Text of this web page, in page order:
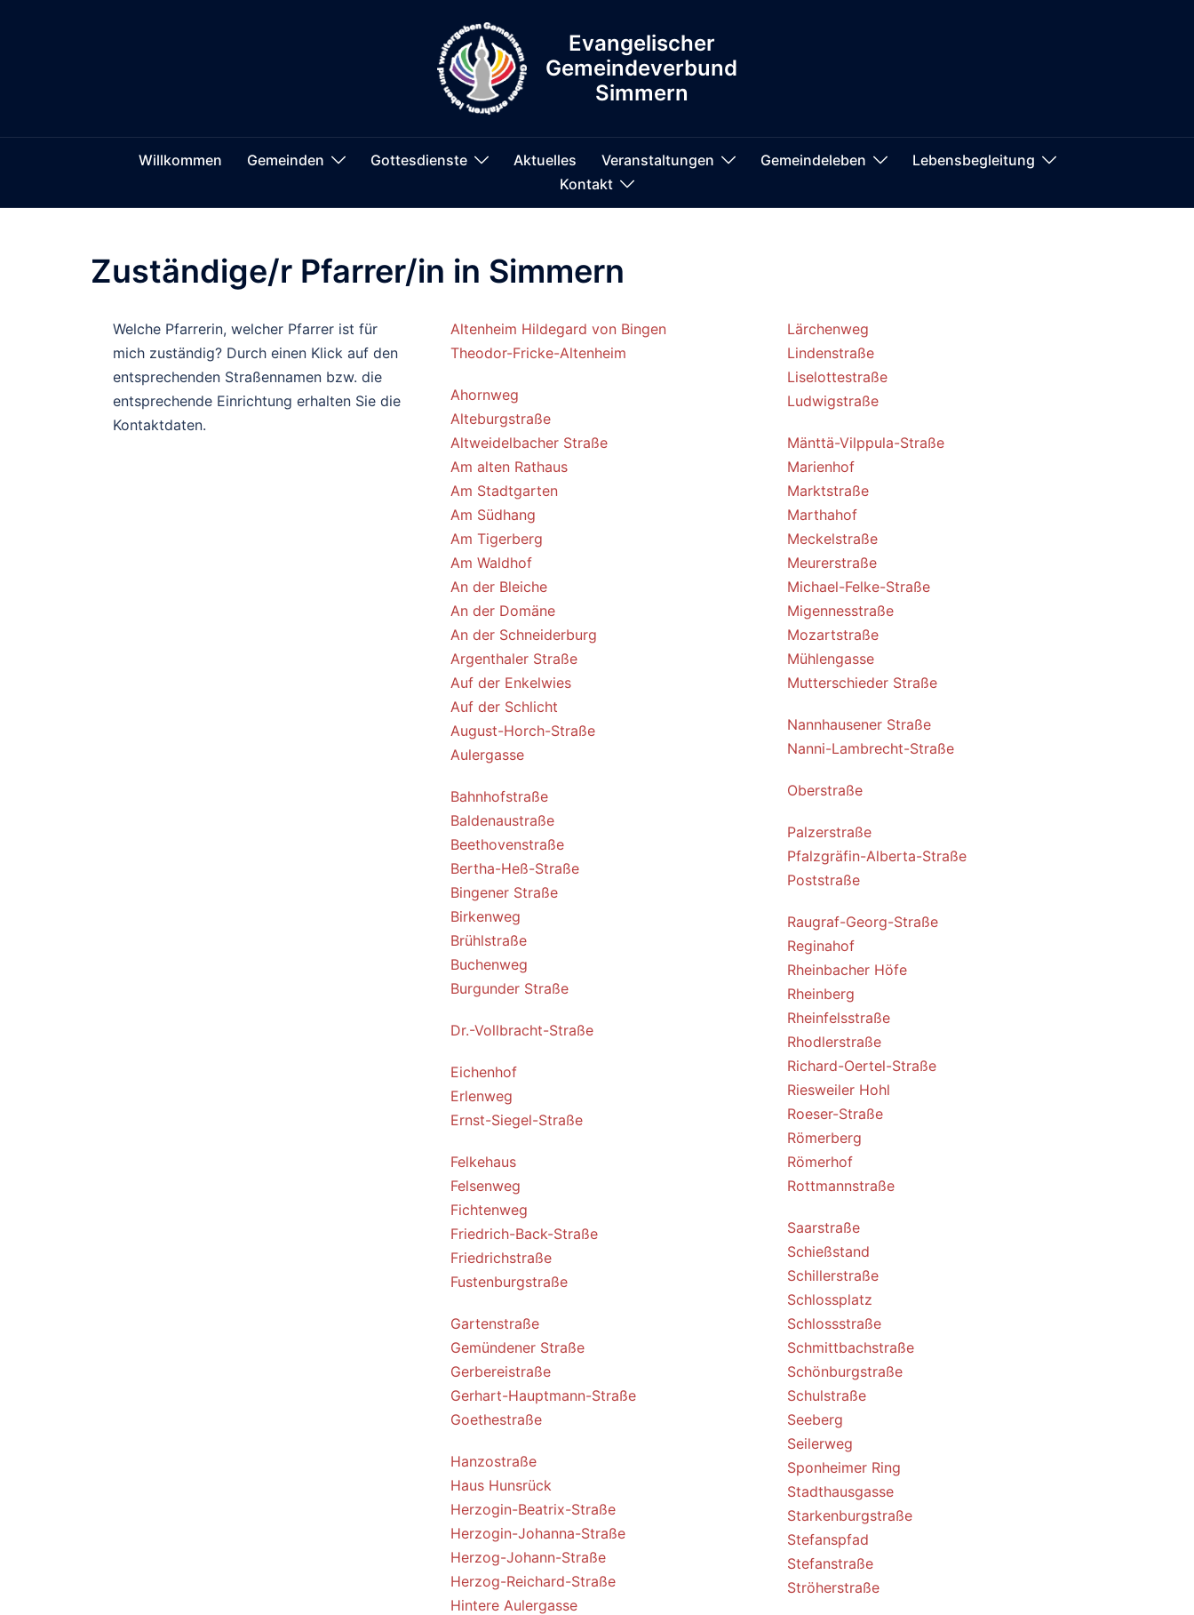
Evangelischer
Gemeindeverbund
Simmern
Willkommen Gemeinden Gottesdienste Aktuelles Veranstaltungen Gemeindeleben
Lebensbegleitung
Kontakt
Zuständige/r Pfarrer/in in Simmern
Welche Pfarrerin, welcher Pfarrer ist für
mich zuständig? Durch einen Klick auf den
entsprechenden Straßennamen bzw. die
entsprechende Einrichtung erhalten Sie die
Kontaktdaten.
Altenheim Hildegard von Bingen
Theodor-Fricke-Altenheim
Ahornweg
Alteburgstraße
Altweidelbacher Straße
Am alten Rathaus
Am Stadtgarten
Am Südhang
Am Tigerberg
Am Waldhof
An der Bleiche
An der Domäne
An der Schneiderburg
Argenthaler Straße
Auf der Enkelwies
Auf der Schlicht
August-Horch-Straße
Aulergasse
Bahnhofstraße
Baldenaustraße
Beethovenstraße
Bertha-Heß-Straße
Bingener Straße
Birkenweg
Brühlstraße
Buchenweg
Burgunder Straße
Dr.-Vollbracht-Straße
Eichenhof
Erlenweg
Ernst-Siegel-Straße
Felkehaus
Felsenweg
Fichtenweg
Friedrich-Back-Straße
Friedrichstraße
Fustenburgstraße
Gartenstraße
Gemündener Straße
Gerbereistraße
Gerhart-Hauptmann-Straße
Goethestraße
Hanzostraße
Haus Hunsrück
Herzogin-Beatrix-Straße
Herzogin-Johanna-Straße
Herzog-Johann-Straße
Herzog-Reichard-Straße
Hintere Aulergasse
Lärchenweg
Lindenstraße
Liselottestraße
Ludwigstraße
Mänttä-Vilppula-Straße
Marienhof
Marktstraße
Marthahof
Meckelstraße
Meurerstraße
Michael-Felke-Straße
Migennesstraße
Mozartstraße
Mühlengasse
Mutterschieder Straße
Nannhausener Straße
Nanni-Lambrecht-Straße
Oberstraße
Palzerstraße
Pfalzgräfin-Alberta-Straße
Poststraße
Raugraf-Georg-Straße
Reginahof
Rheinbacher Höfe
Rheinberg
Rheinfelsstraße
Rhodlerstraße
Richard-Oertel-Straße
Riesweiler Hohl
Roeser-Straße
Römerberg
Römerhof
Rottmannstraße
Saarstraße
Schießstand
Schillerstraße
Schlossplatz
Schlossstraße
Schmittbachstraße
Schönburgstraße
Schulstraße
Seeberg
Seilerweg
Sponheimer Ring
Stadthausgasse
Starkenburgstraße
Stefanspfad
Stefanstraße
Ströherstraße